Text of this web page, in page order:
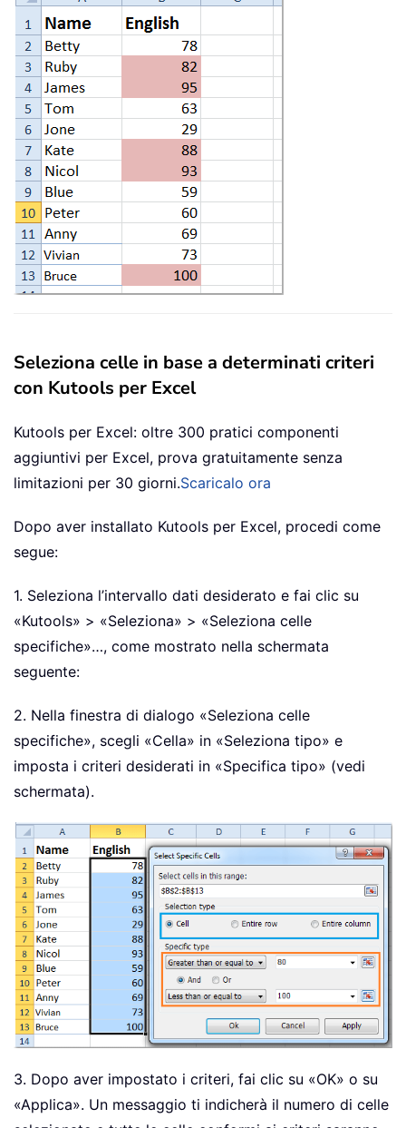
Seleziona celle in base a determinati criteri
con Kutools per Excel
Kutools per Excel: oltre 300 pratici componenti
aggiuntivi per Excel, prova gratuitamente senza
limitazioni per 30 giorni.Scaricalo ora
Dopo aver installato Kutools per Excel, procedi come
segue:
1. Seleziona l’intervallo dati desiderato e fai clic su
«Kutools» > «Seleziona» > «Seleziona celle
specifiche»…, come mostrato nella schermata
seguente:
2. Nella finestra di dialogo «Seleziona celle
specifiche», scegli «Cella» in «Seleziona tipo» e
imposta i criteri desiderati in «Specifica tipo» (vedi
schermata).
3. Dopo aver impostato i criteri, fai clic su «OK» o su
«Applica». Un messaggio ti indicherà il numero di celle